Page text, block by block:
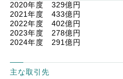
2020年度 329億円
2021年度 433億円
2022年度 402億円
2023年度 278億円
2024年度 291億円
主な取引先